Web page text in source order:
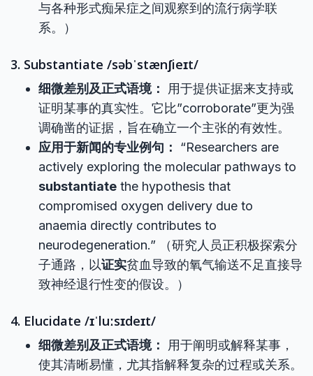
与各种形式痴呆症之间观察到的流行病学联
系。）
3. Substantiate /səbˈstænʃieɪt/
细微差别及正式语境：
用于提供证据来支持或
证明某事的真实性。它比”corroborate”更为强
调确凿的证据，旨在确立一个主张的有效性。
应用于新闻的专业例句：
“Researchers are
actively exploring the molecular pathways to
substantiate the hypothesis that
compromised oxygen delivery due to
anaemia directly contributes to
neurodegeneration.” （研究人员正积极探索分
子通路，以证实贫血导致的氧气输送不足直接导
致神经退行性变的假设。）
4. Elucidate /ɪˈluːsɪdeɪt/
细微差别及正式语境：
用于阐明或解释某事，
使其清晰易懂，尤其指解释复杂的过程或关系。